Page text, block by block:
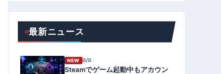
最新ニュース
NEW 8/6
Steamでゲーム起動中もアカウン